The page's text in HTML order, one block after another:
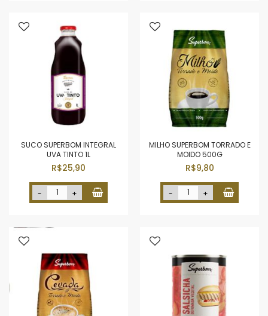
SUCO SUPERBOM INTEGRAL
UVA TINTO 1L
R$25,90
- +
MILHO SUPERBOM TORRADO E
MOIDO 500G
R$9,80
- +